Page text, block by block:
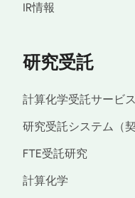
IR情報
研究受託
計算化学受託サービス
研究受託システム（契
FTE受託研究
計算化学